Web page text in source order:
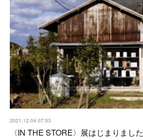
2021.12.04 07:53
〈IN THE STORE〉展はじまりました